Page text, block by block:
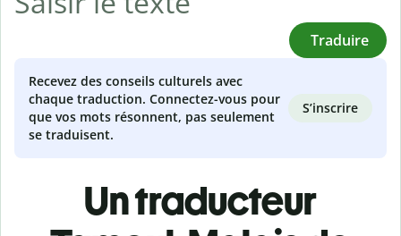
Traduire
Recevez des conseils culturels avec
chaque traduction. Connectez-vous pour
que vos mots résonnent, pas seulement
se traduisent.
S’inscrire
Un traducteur